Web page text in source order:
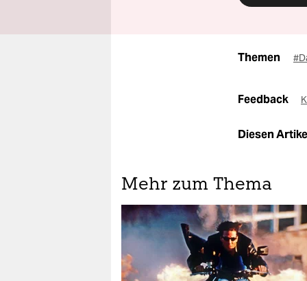
Themen
Feedback
Diesen
Mehr zum Thema